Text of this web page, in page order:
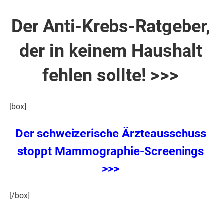
Der Anti-Krebs-Ratgeber,
der in keinem Haushalt
fehlen sollte! >>>
[box]
Der schweizerische Ärzteausschuss
stoppt Mammographie-Screenings
>>>
[/box]